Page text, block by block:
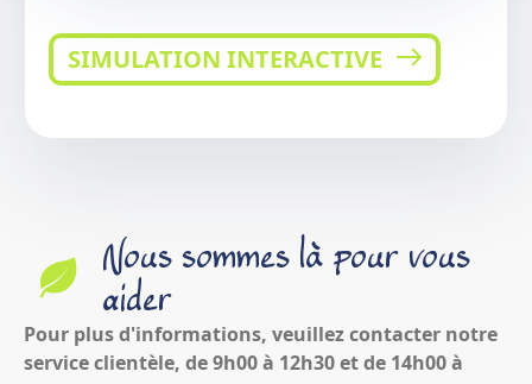
SIMULATION INTERACTIVE
Nous sommes là pour vous
aider
Pour plus d'informations, veuillez contacter notre
service clientèle, de 9h00 à 12h30 et de 14h00 à